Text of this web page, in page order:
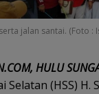
jalan santai. (Foto :
HULU
Selatan (HSS) H.